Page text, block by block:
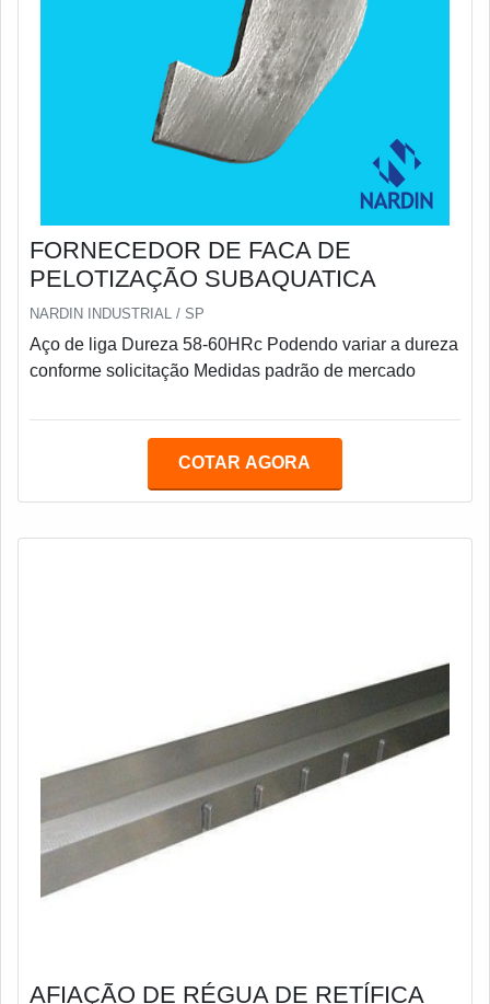
FORNECEDOR DE FACA DE
PELOTIZAÇÃO SUBAQUATICA
NARDIN INDUSTRIAL / SP
Aço de liga Dureza 58-60HRc Podendo variar a dureza
conforme solicitação Medidas padrão de mercado
COTAR AGORA
AFIAÇÃO DE RÉGUA DE RETÍFICA